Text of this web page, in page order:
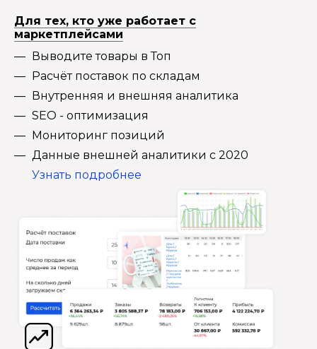
Для тех, кто уже работает с
маркетплейсами
Выводите товары в Топ
Расчёт поставок по складам
Внутренняя и внешняя аналитика
SEO - оптимизация
Мониторинг позиций
Данные внешней аналитики с 2020
Узнать подробнее